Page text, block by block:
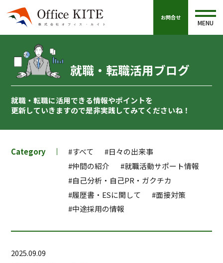
お問合せ
MENU
就職・転職活用ブログ
就職・転職に活用できる情報やポイントを
更新していきますので是非実践してみてくださいね！
Category #すべて
#日々の出来事
#仲間の紹介
#就職活動サポート情報
#自己分析・自己PR・ガクチカ
#履歴書・ESに関して
#面接対策
#中途採用の情報
2025.09.09